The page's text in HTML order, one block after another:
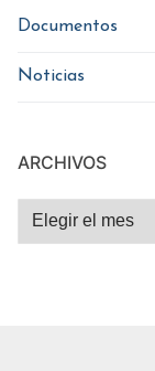
Documentos
Noticias
ARCHIVOS
Archivos